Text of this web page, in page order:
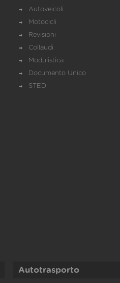
Autoveicoli
Motocicli
Revisioni
Collaudi
Modulistica
Documento Unico
STED
Autotrasporto